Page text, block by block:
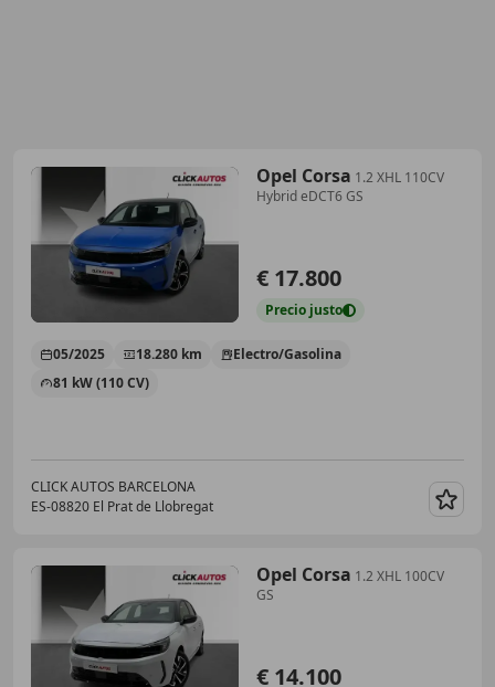
Opel Corsa 1.2 XHL 110CV
Hybrid eDCT6 GS
€ 17.800
Precio justo
05/2025 18.280 km
Electro/Gasolina
81 kW (110 CV)
CLICK AUTOS BARCELONA
ES-08820 El Prat de Llobregat
Opel Corsa 1.2 XHL 100CV
GS
€ 14.100